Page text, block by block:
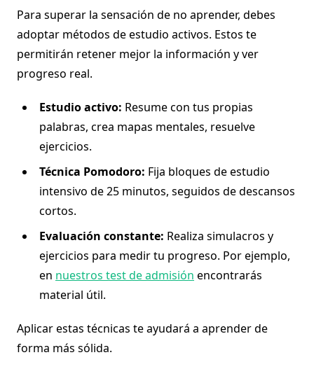
Para superar la sensación de no aprender, debes
adoptar métodos de estudio activos. Estos te
permitirán retener mejor la información y ver
progreso real.
Estudio activo: Resume con tus propias
palabras, crea mapas mentales, resuelve
ejercicios.
Técnica Pomodoro: Fija bloques de estudio
intensivo de 25 minutos, seguidos de descansos
cortos.
Evaluación constante: Realiza simulacros y
ejercicios para medir tu progreso. Por ejemplo,
en nuestros test de admisión encontrarás
material útil.
Aplicar estas técnicas te ayudará a aprender de
forma más sólida.